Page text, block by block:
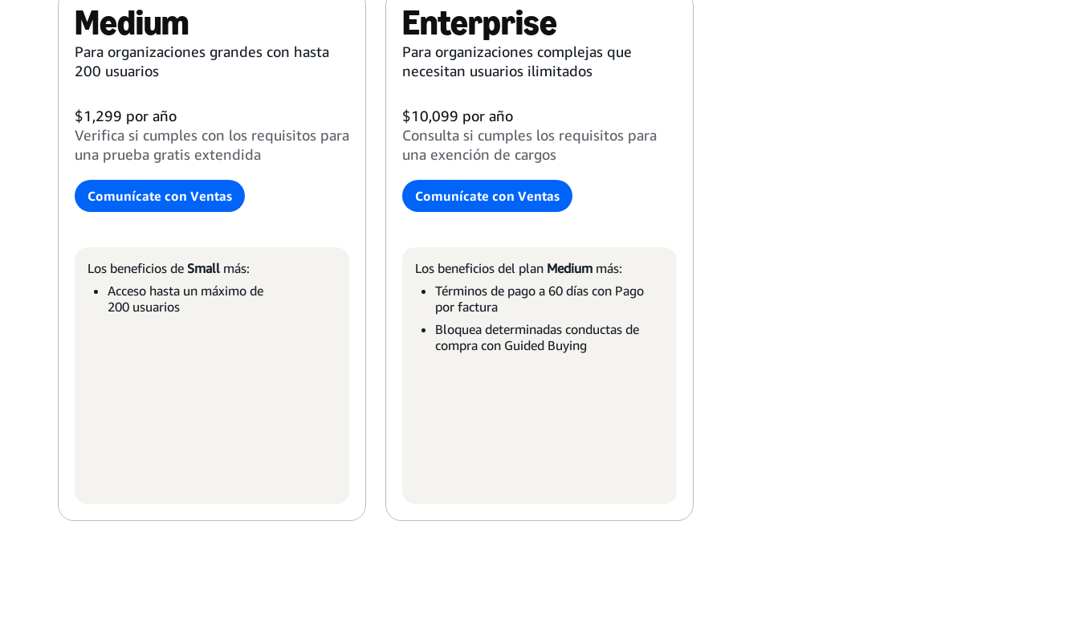
Medium
Para organizaciones grandes con hasta
200 usuarios
$1,299 por año
Verifica si cumples con los requisitos para
una prueba gratis extendida
Comunícate con Ventas
Los beneficios de Small más:
Acceso hasta un máximo de
200 usuarios
Enterprise
Para organizaciones complejas que
necesitan usuarios ilimitados
$10,099 por año
Consulta si cumples los requisitos para
una exención de cargos
Comunícate con Ventas
Los beneficios del plan Medium más:
Términos de pago a 60 días con Pago
por factura
Bloquea determinadas conductas de
compra con Guided Buying